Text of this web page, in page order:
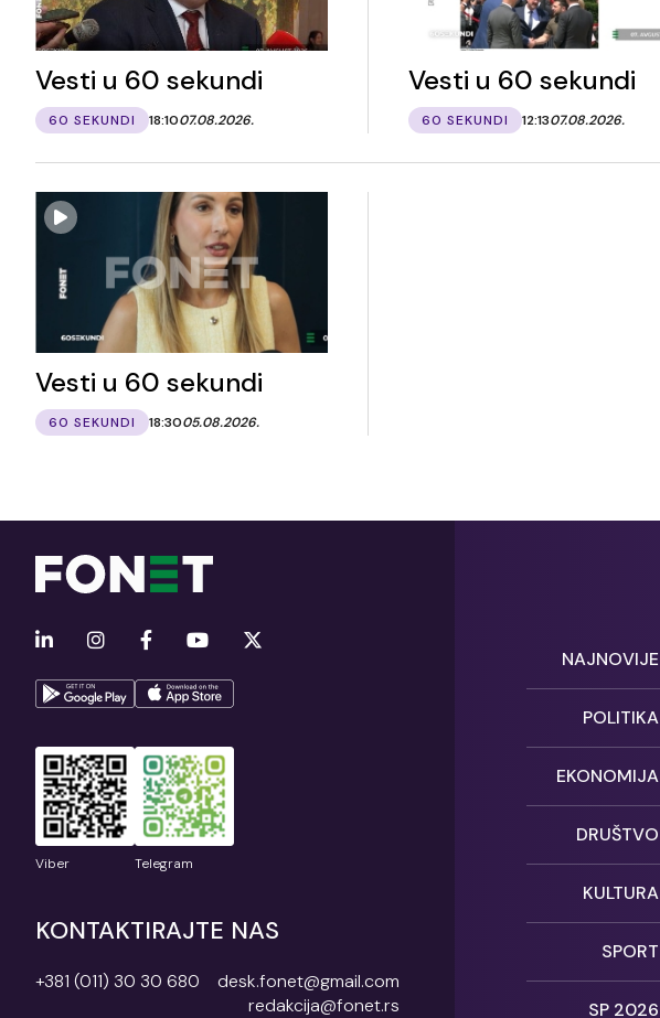
Vesti u 60 sekundi
60 SEKUNDI 18:1007.08.2026.
Vesti u 60 sekundi
60 SEKUNDI 12:1307.08.2026.
Vesti u 60 sekundi
60 SEKUNDI 18:3005.08.2026.
Viber Telegram
KONTAKTIRAJTE NAS
+381 (011) 30 30 680
desk.fonet@gmail.com
redakcija@fonet.rs
NAJNOVIJE
POLITIKA
EKONOMIJA
DRUŠTVO
KULTURA
SPORT
SP 2026